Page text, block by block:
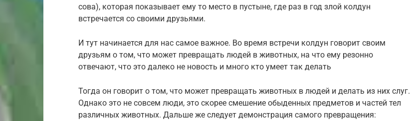
сова), которая показывает ему то место в пустыне, где раз в год злой колдун
встречается со своими друзьями.
И тут начинается для нас самое важное. Во время встречи колдун говорит своим
друзьям о том, что может превращать людей в животных, на что ему резонно
отвечают, что это далеко не новость и много кто умеет так делать
Тогда он говорит о том, что может превращать животных в людей и делать из них слуг.
Однако это не совсем люди, это скорее смешение обыденных предметов и частей тел
различных животных. Дальше же следует демонстрация самого превращения: